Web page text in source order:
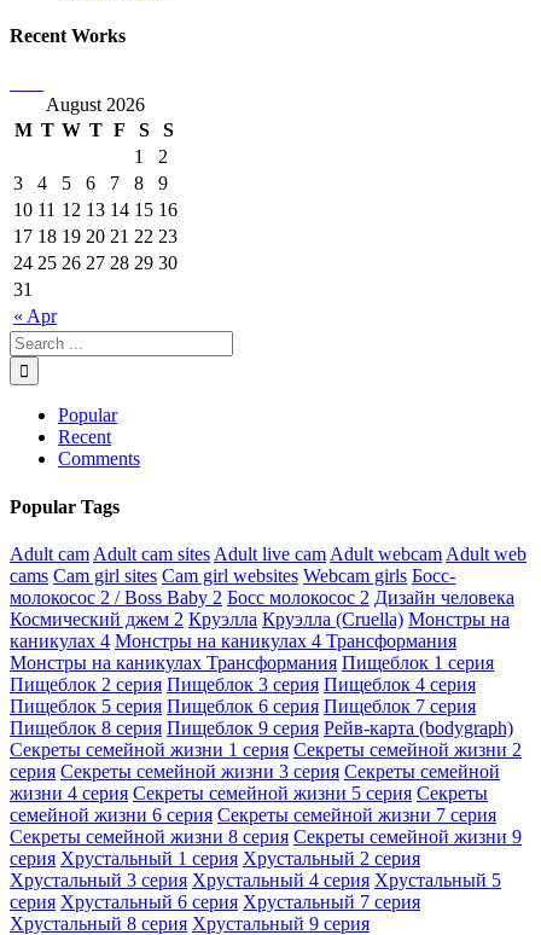
Recent Works
August 2026
M T W T F S S
« Apr
1
2
3
4 5 6 7 8
9
10 11 12 13 14 15 16
17 18 19 20 21 22 23
24 25 26 27 28 29 30
31
Popular
Recent
Comments
Popular Tags
Adult cam Adult cam sites Adult live cam Adult webcam Adult web
cams Cam girl sites Cam girl websites Webcam girls Босс-
молокосос 2 / Boss Baby 2 Босс молокосос 2 Дизайн человека
Космический джем 2 Круэлла Круэлла (Cruella) Монстры на
каникулах 4 Монстры на каникулах 4 Трансформания
Монстры на каникулах Трансформания Пищеблок 1 серия
Пищеблок 2 серия Пищеблок 3 серия Пищеблок 4 серия
Пищеблок 5 серия Пищеблок 6 серия Пищеблок 7 серия
Пищеблок 8 серия Пищеблок 9 серия Рейв-карта (bodygraph)
Секреты семейной жизни 1 серия Секреты семейной жизни 2
серия Секреты семейной жизни 3 серия Секреты семейной
жизни 4 серия Секреты семейной жизни 5 серия Секреты
семейной жизни 6 серия Секреты семейной жизни 7 серия
Секреты семейной жизни 8 серия Секреты семейной жизни 9
серия Хрустальный 1 серия Хрустальный 2 серия
Хрустальный 3 серия Хрустальный 4 серия Хрустальный 5
серия Хрустальный 6 серия Хрустальный 7 серия
Хрустальный 8 серия Хрустальный 9 серия